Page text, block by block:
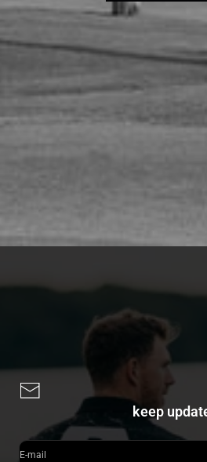
keep
E-mail